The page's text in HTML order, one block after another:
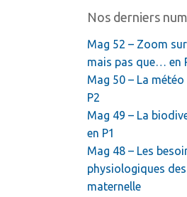
Nos derniers
Mag 52 – Zoom
mais pas que… en
Mag 50 – La météo
P2
Mag 49 – La
en P1
Mag 48 – Les
physiologiques
maternelle